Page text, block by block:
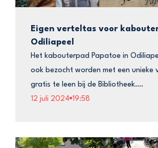
Eigen verteltas voor
Odiliapeel
Het kabouterpad Papatoe in
ook bezocht worden met een unieke
gratis te leen bij de Bibliotheek….
12 juli 2024 19:58